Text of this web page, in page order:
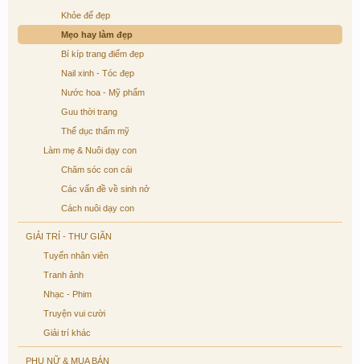
Khỏe để đẹp
Mẹo hay làm đẹp
Bí kíp trang điểm đẹp
Nail xinh - Tóc đẹp
Nước hoa - Mỹ phẩm
Guu thời trang
Thể dục thẩm mỹ
Làm mẹ & Nuôi dạy con
Chăm sóc con cái
Các vấn đề về sinh nở
Cách nuôi dạy con
GIẢI TRÍ - THƯ GIÃN
Tuyển nhân viên
Tranh ảnh
Nhạc - Phim
Truyện vui cười
Giải trí khác
PHỤ NỮ & MUA BÁN